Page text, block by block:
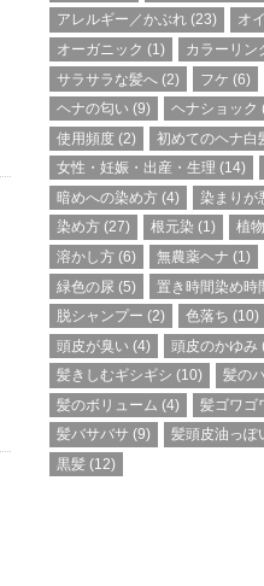
アレルギー／かぶれ (23) オ
オーガニック (1) カラーリン
サラサラな髪へ (2) フケ (6)
ヘナの匂い (9) ヘナショック
使用頻度 (2) 初めてのヘナ白
女性・妊娠・出産・生理 (14)
暗めへの染め方 (4) 染まりが
染め方 (27) 根元染 (1) 植
溶かし方 (6) 無農薬ヘナ (1)
緑色の尿 (5) 置き時間染め時
脱シャンプー (2) 色落ち (10)
頭皮が臭い (4) 頭皮のかゆみ
髪きしむギシギシ (10) 髪の
髪のボリューム (4) 髪ゴワゴ
髪バサバサ (9) 髪頭皮油っぽ
黒髪 (12)